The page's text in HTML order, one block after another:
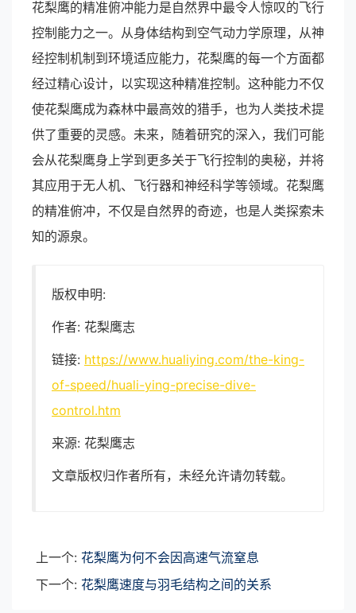
花梨鹰的精准俯冲能力是自然界中最令人惊叹的飞行
控制能力之一。从身体结构到空气动力学原理，从神
经控制机制到环境适应能力，花梨鹰的每一个方面都
经过精心设计，以实现这种精准控制。这种能力不仅
使花梨鹰成为森林中最高效的猎手，也为人类技术提
供了重要的灵感。未来，随着研究的深入，我们可能
会从花梨鹰身上学到更多关于飞行控制的奥秘，并将
其应用于无人机、飞行器和神经科学等领域。花梨鹰
的精准俯冲，不仅是自然界的奇迹，也是人类探索未
知的源泉。
版权申明:
作者: 花梨鹰志
链接: https://www.hualiying.com/the-king-
of-speed/huali-ying-precise-dive-
control.htm
来源: 花梨鹰志
文章版权归作者所有，未经允许请勿转载。
上一个: 花梨鹰为何不会因高速气流窒息
下一个: 花梨鹰速度与羽毛结构之间的关系